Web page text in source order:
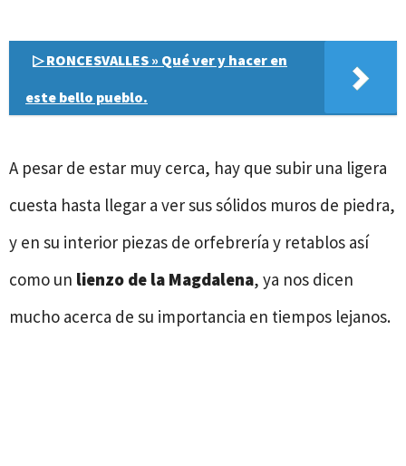
▷ RONCESVALLES » Qué ver y hacer en
este bello pueblo.
A pesar de estar muy cerca, hay que subir una ligera
cuesta hasta llegar a ver sus sólidos muros de piedra,
y en su interior piezas de orfebrería y retablos así
como un lienzo de la Magdalena, ya nos dicen
mucho acerca de su importancia en tiempos lejanos.